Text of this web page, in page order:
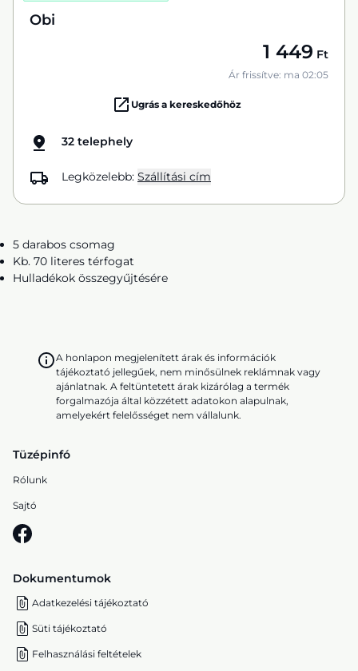
Obi
1 449 Ft
Ár frissítve: ma 02:05
Ugrás a kereskedőhöz
32 telephely
Legközelebb: Szállítási cím
5 darabos csomag
Kb. 70 literes térfogat
Hulladékok összegyűjtésére
A honlapon megjelenített árak és információk
tájékoztató jellegűek, nem minősülnek reklámnak vagy
ajánlatnak. A feltüntetett árak kizárólag a termék
forgalmazója által közzétett adatokon alapulnak,
amelyekért felelősséget nem vállalunk.
Tüzépinfó
Rólunk
Sajtó
Dokumentumok
Adatkezelési tájékoztató
Süti tájékoztató
Felhasználási feltételek